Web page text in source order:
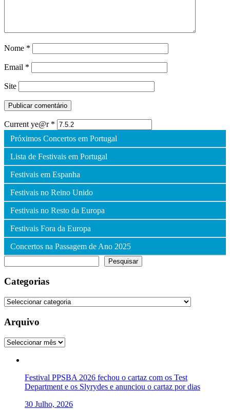
Nome *
Email *
Site
Current ye@r *
Próximos Concertos em Portugal
Lista de Festivais em Portugal
Festivais em Espanha
Festivais no Reino Unido
Festivais no Resto da Europa
Festivais Fora da Europa
Concertos na Passagem de Ano 2025
Pesquisar
Categorias
Categorias
Arquivo
Arquivo
Festival PPSBA 2026 fechou o cartaz com os Test
Department e os Slyrydes e anunciou o cartaz por dias
30 Julho, 2026